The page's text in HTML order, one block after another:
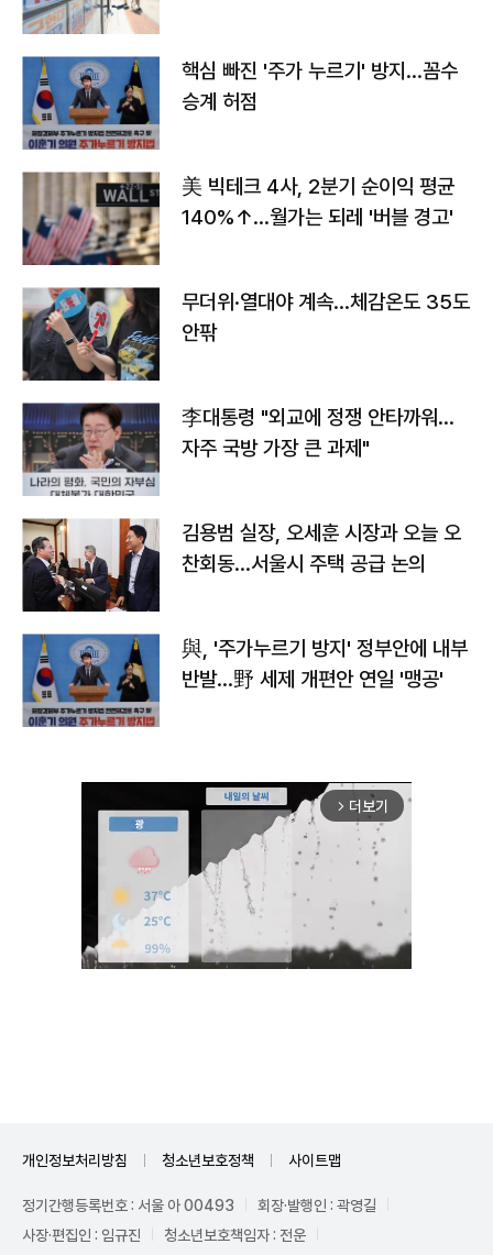
핵심 빠진 '주가 누르기' 방지…꼼수
승계 허점
美 빅테크 4사, 2분기 순이익 평균
140%↑…월가는 되레 '버블 경고'
무더위·열대야 계속…체감온도 35도
안팎
李대통령 "외교에 정쟁 안타까워…
자주 국방 가장 큰 과제"
김용범 실장, 오세훈 시장과 오늘 오
찬회동...서울시 주택 공급 논의
與, '주가누르기 방지' 정부안에 내부
반발…野 세제 개편안 연일 '맹공'
arrow_forward_ios 더보기
개인정보처리방침 청소년보호정책 사이트맵
정기간행등록번호 : 서울 아 00493
회장·발행인 : 곽영길
사장·편집인 : 임규진
청소년보호책임자 : 전운